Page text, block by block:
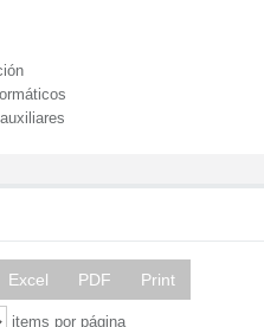
Excel PDF Print
items por página